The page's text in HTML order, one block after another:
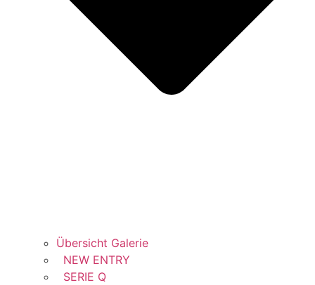
Übersicht Galerie
NEW ENTRY
SERIE Q